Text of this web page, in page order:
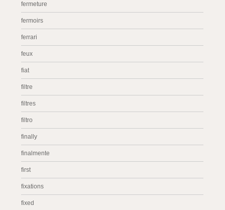
fermeture
fermoirs
ferrari
feux
fiat
filtre
filtres
filtro
finally
finalmente
first
fixations
fixed